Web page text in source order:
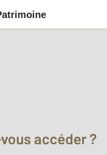
accéder ?